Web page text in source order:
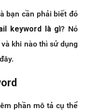
bạn cần phải biết đó
keyword là gì? Nó
khi nào thì sử dụng
phần mô tả cụ thể